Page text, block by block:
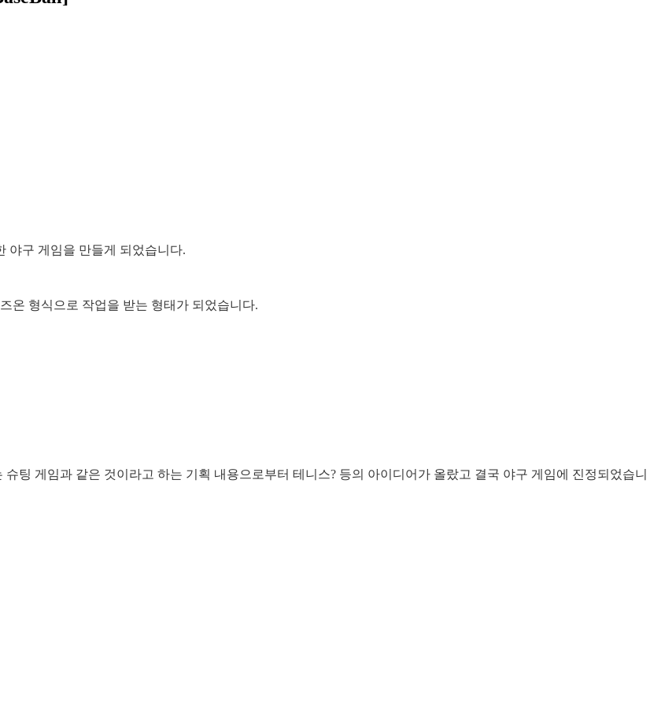
야구 게임을 만들게 되었습니다.
온 형식으로 작업을 받는 형태가 되었습니다.
팅 게임과 같은 것이라고 하는 기획 내용으로부터 테니스? 등의 아이디어가 올랐고 결국 야구 게임에 진정되었습니